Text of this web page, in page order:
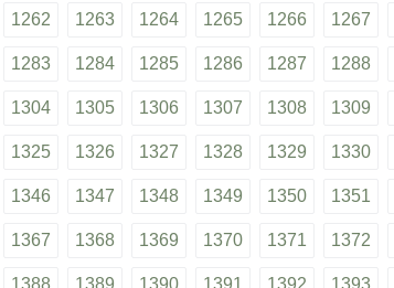
1262 1263 1264 1265 1266 1267
1283 1284 1285 1286 1287 1288
1304 1305 1306 1307 1308 1309
1325 1326 1327 1328 1329 1330
1346 1347 1348 1349 1350 1351
1367 1368 1369 1370 1371 1372
1388 1389 1390 1391 1392 1393